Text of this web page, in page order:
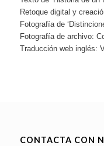
Retoque digital y
Fotografía de
Fotografía de archivo:
Traducción web inglés:
CONTACTA CON